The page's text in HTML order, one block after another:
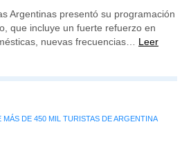
Argentinas presentó su programación
que incluye un fuerte refuerzo en
nuevas frecuencias… Leer
MÁS DE 450 MIL TURISTAS DE ARGENTINA